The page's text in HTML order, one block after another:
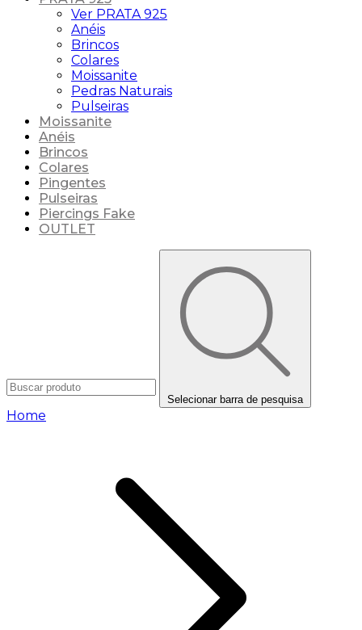
Ver PRATA 925
Anéis
Brincos
Colares
Moissanite
Pedras Naturais
Pulseiras
Moissanite
Anéis
Brincos
Colares
Pingentes
Pulseiras
Piercings Fake
OUTLET
Selecionar barra de pesquisa
Home